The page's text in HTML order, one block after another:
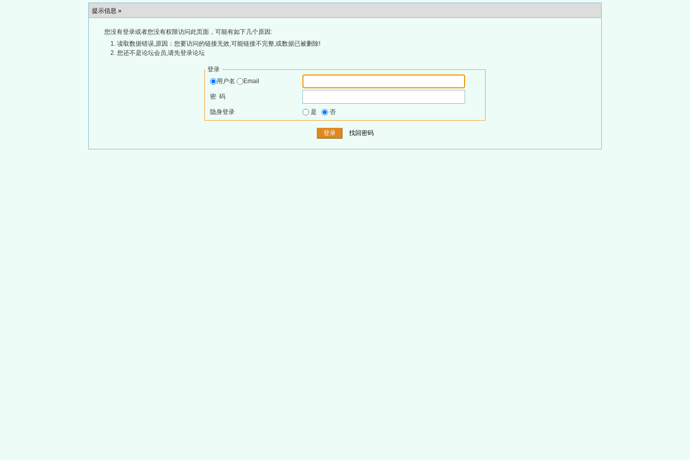
提示信息 »
您没有登录或者您没有权限访问此页面，可能有如下几个原因:
读取数据错误,原因：您要访问的链接无效,可能链接不完整,或数据已被删除!
您还不是论坛会员,请先登录论坛
登录
用户名
Email
密 码
隐身登录 是 否
找回密码